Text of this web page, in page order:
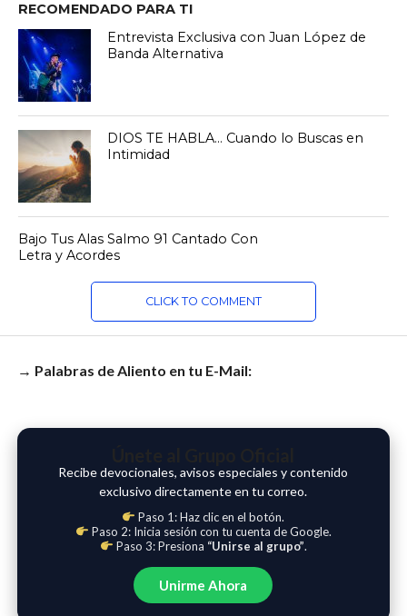
RECOMENDADO PARA TI
Entrevista Exclusiva con Juan López de
Banda Alternativa
DIOS TE HABLA… Cuando lo Buscas en
Intimidad
Bajo Tus Alas Salmo 91 Cantado Con
Letra y Acordes
CLICK TO COMMENT
→ Palabras de Aliento en tu E-Mail:
Recibe devocionales, avisos especiales y contenido
exclusivo directamente en tu correo.
Paso 1: Haz clic en el botón.
Paso 2: Inicia sesión con tu cuenta de Google.
Paso 3: Presiona “Unirse al grupo”.
Unirme Ahora